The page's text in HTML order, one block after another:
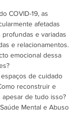
COVID-19, as
afetadas
profundas e variadas
e relacionamentos.
emocional dessa
de cuidado
reconstruir e
apesar de tudo isso?
Mental e Abuso